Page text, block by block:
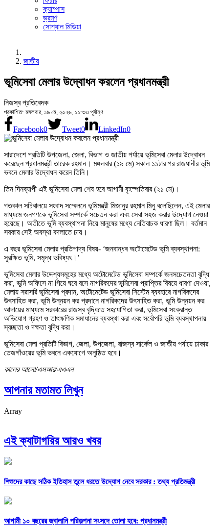
ক্যাম্পাস
ভ্রমণ
সোশ্যাল মিডিয়া
জাতীয়
ভূমিসেবা মেলার উদ্বোধন করলেন প্রধানমন্ত্রী
নিজস্ব প্রতিবেদক
প্রকাশিত: মঙ্গলবার, ১৯ মে, ২০২৬, ১১:৩৩ পূর্বাহ্ণ
Facebook0 Tweet0 LinkedIn0
সারাদেশে প্রতিটি উপজেলা, জেলা, বিভাগ ও জাতীয় পর্যায়ে ভূমিসেবা মেলার উদ্বোধন
করেছেন প্রধানমন্ত্রী তারেক রহমান। মঙ্গলবার (১৯ মে) সকাল ১১টার পর রাজধানীর ভূমি
ভবনে মেলার উদ্বোধন করেন তিনি।
তিন দিনব্যাপী এই ভূমিসেবা মেলা শেষ হবে আগামী বৃহস্পতিবার (২১ মে)।
গতকাল সচিবালয়ে সংবাদ সম্মেলনে ভূমিমন্ত্রী মিজানুর রহমান মিনু বলেছিলেন, এই মেলার
মাধ্যমে জনগণকে ভূমিসেবা সম্পর্কে সচেতন করা এবং সেবা সহজ করার উদ্যোগ নেওয়া
হয়েছে। অতীতে ভূমি ব্যবস্থাপনা নিয়ে মানুষের মধ্যে নেতিবাচক ধারণা ছিল। বর্তমান
সরকার সেই অবস্থা বদলাতে চায়।
এ বছর ভূমিসেবা মেলার প্রতিপাদ্য বিষয়- ‌‘জনবান্ধব অটোমেটেড ভূমি ব্যবস্থাপনা:
সুরক্ষিত ভূমি, সমৃদ্ধ ভবিষ্যৎ।’
ভূমিসেবা মেলার উদ্দেশ্যসমূহের মধ্যে অটোমেটেড ভূমিসেবা সম্পর্কে জনসচেতনতা বৃদ্ধি
করা, ভূমি অফিসে না গিয়ে ঘরে বসে নাগরিকদের ভূমিসেবা প্রাপ্তির বিষয়ে ধারণা দেওয়া,
মেলায় সরাসরি ভূমিসেবা প্রদান, অটোমেটেড ভূমিসেবা সিস্টেম ব্যবহারে নাগরিকদের
উৎসাহিত করা, ভূমি উন্নয়ন কর প্রদানে নাগরিকদের উৎসাহিত করা, ভূমি উন্নয়ন কর
আদায়ের মাধ্যমে সরকারের রাজস্ব বৃদ্ধিতে সহযোগিতা করা, ভূমিসেবা সংক্রান্ত
অভিযোগ গ্রহণ ও তাৎক্ষণিক সমাধানের ব্যবস্থা করা এবং সর্বোপরি ভূমি ব্যবস্থাপনায়
স্বচ্ছতা ও দক্ষতা বৃদ্ধি করা।
ভূমিসেবা মেলা প্রতিটি বিভাগ, জেলা, উপজেলা, রাজস্ব সার্কেল ও জাতীয় পর্যায়ে ঢাকার
তেজগাঁওয়ের ভূমি ভবনে একযোগে অনুষ্ঠিত হবে।
কালের আলো/এসআর/এএএন
আপনার মতামত লিখুন
Array
এই ক্যাটাগরির আরও খবর
শিশুদের কাছে সঠিক ইতিহাস তুলে ধরতে উদ্যোগ নেবে সরকার : তথ্য প্রতিমন্ত্রী
আগামী ১০ বছরের জ্বালানি পরিকল্পনা সংসদে তোলা হবে: প্রধানমন্ত্রী